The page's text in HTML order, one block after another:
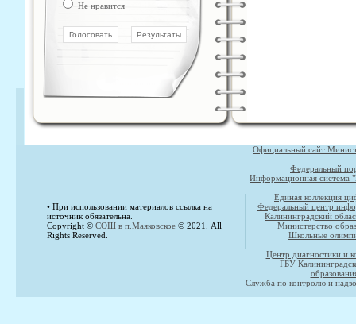
Не нравится
• При использовании материалов ссылка на
источник обязательна.
Copyright © СОШ в п.Маяковское © 2021. All
Rights Reserved.
Официальный сайт
Федеральный
Информационная система
Единая коллекция
Федеральный центр
Калининградский
Министерство
Школьные
Центр диагностики и
ГБУ
Служба по контролю и